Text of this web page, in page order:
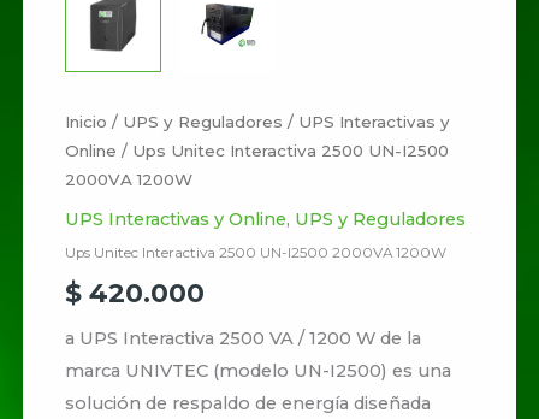
Inicio / UPS y Reguladores / UPS Interactivas y
Online / Ups Unitec Interactiva 2500 UN-I2500
2000VA 1200W
UPS Interactivas y Online, UPS y Reguladores
Ups Unitec Interactiva 2500 UN-I2500 2000VA 1200W
$ 420.000
a UPS Interactiva 2500 VA / 1200 W de la
marca UNIVTEC (modelo UN-I2500) es una
solución de respaldo de energía diseñada